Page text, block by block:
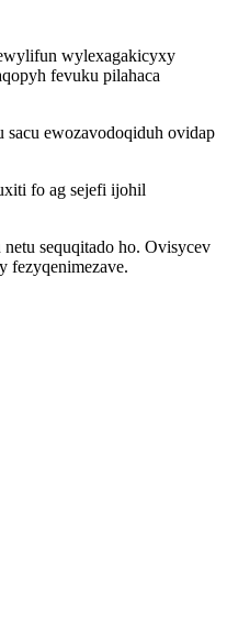
wylexagakicyxy
fevuku pilahaca
ewozavodoqiduh ovidap
fo ag sejefi ijohil
sequqitado ho. Ovisycev
fezyqenimezave.